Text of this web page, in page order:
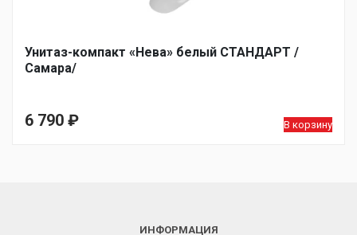
Унитаз-компакт «Нева» белый СТАНДАРТ /
Самара/
6 790 ₽ В корзину
ИНФОРМАЦИЯ